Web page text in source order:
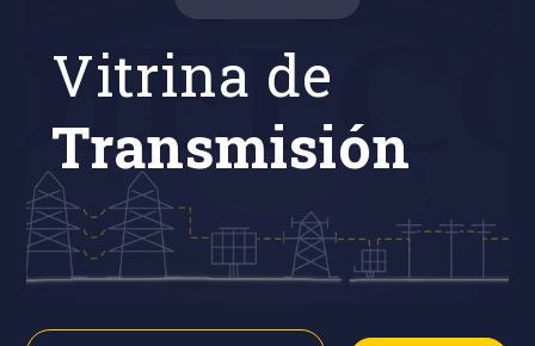
Buscar
Vitrina de
Transmisión